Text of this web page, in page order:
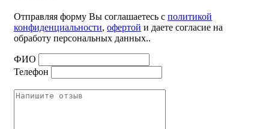
Отправляя форму Вы соглашаетесь с политикой
конфиденциальности, офертой и даете согласие на
обработу персональных данных..
ФИО
Телефон